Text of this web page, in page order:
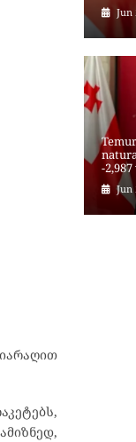
Jun
-
Jun